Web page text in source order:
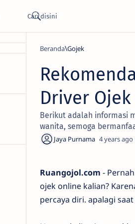
Beranda Gojek
Driver
Berikut adalah informasi
wanita, semoga
4 years ago
Ruangojol.com -
ojek online kalian?
percaya diri. apalagi